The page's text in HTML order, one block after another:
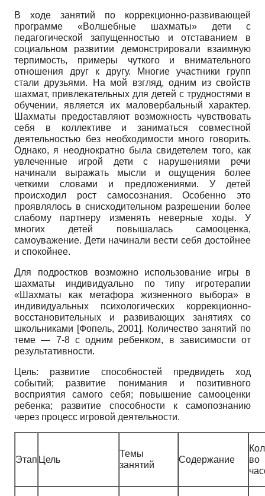
В ходе занятий по коррекционно-развивающей
программе «Волшебные шахматы» дети с
педагогической запущенностью и отставанием в
социальном развитии демонстрировали взаимную
терпимость, примеры чуткого и внимательного
отношения друг к другу. Многие участники групп
стали друзьями. На мой взгляд, одним из свойств
шахмат, привлекательных для детей с трудностями в
обучении, является их ма­ловербальный характер.
Шахматы предоставляют возможность чувствовать
себя в коллективе и заниматься совместной
деятельностью без необходимости много говорить.
Однако, я неоднократно была свидетелем того, как
увлеченные игрой дети с нарушениями речи
начинали выражать мысли и ощущения более
четкими словами и предложениями. У детей
происходил рост самосознания. Особенно это
проявлялось в снисходительном разрешении более
слабому партнеру изменять неверные ходы. У
многих детей повышалась самооценка,
самоуважение. Дети начинали вести себя достойнее
и спокойнее.
Для подростков возможно использование игры в
шахматы индивидуально по типу игротерапии
«Шахматы как метафора жизненного выбора» в
индивидуальных психологических коррекционно-
восстановительных и развивающих занятиях со
школьниками [Фопель, 2001]. Количество занятий по
теме — 7-8 с одним ребенком, в зависимости от
результативности.
Цель: развитие способностей предвидеть ход
событий; развитие понимания и позитивного
восприятия самого себя; повышение самооценки
ребенка; развитие способности к самопознанию
через процесс игровой деятельности.
Этап Цель
Темы
занятий
Содержание
во